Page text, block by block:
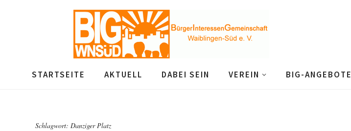
STARTSEITE AKTUELL DABEI SEIN VEREIN BIG-ANGEBOTE
Schlagwort: Danziger Platz